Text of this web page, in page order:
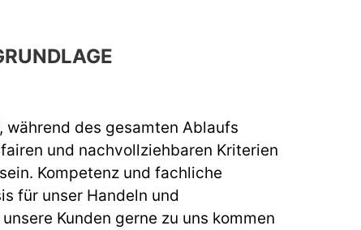
während des gesamten Ablaufs
und nachvollziehbaren Kriterien
Kompetenz und fachliche
für unser Handeln und
Kunden gerne zu uns kommen